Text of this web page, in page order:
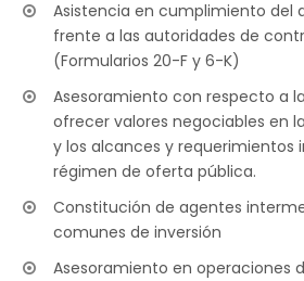
Asistencia en cumplimiento del
frente a las autoridades de
(Formularios 20-F y 6-K)
Asesoramiento con respecto a
ofrecer valores negociables en
y los alcances y requerimientos
régimen de oferta pública.
Constitución de agentes
comunes de inversión
Asesoramiento en operaciones